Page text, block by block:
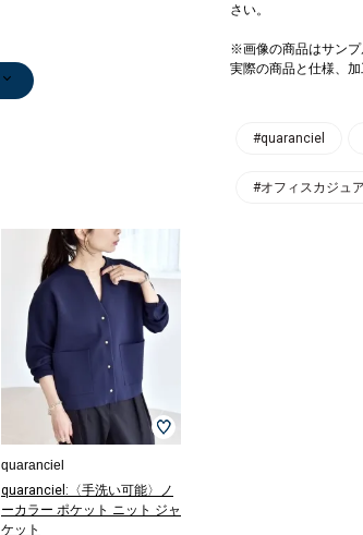
quaranciel
quaranciel:〈手洗い可能〉ノ
ーカラー ポケット ニット ジャ
ケット
さい。
※画像の商品はサンプ
実際の商品と仕様、
#quaranciel
#オフィスカジュ